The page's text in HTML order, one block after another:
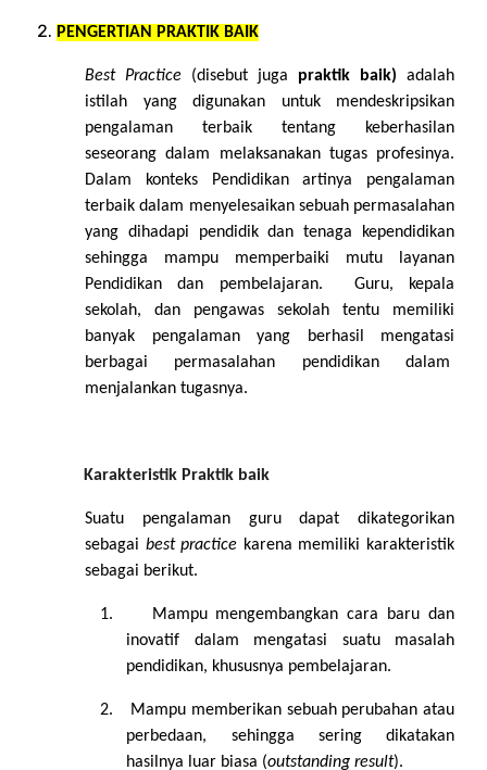
PENGERTIAN PRAKTIK BAIK
Best Practice (disebut juga praktik baik) adalah
istilah yang digunakan untuk mendeskripsikan
pengalaman terbaik tentang keberhasilan
seseorang dalam melaksanakan tugas profesinya.
Dalam konteks Pendidikan artinya pengalaman
terbaik dalam menyelesaikan sebuah permasalahan
yang dihadapi pendidik dan tenaga kependidikan
sehingga mampu memperbaiki mutu layanan
Pendidikan dan pembelajaran.
Guru, kepala
sekolah, dan pengawas sekolah tentu memiliki
banyak pengalaman yang berhasil mengatasi
berbagai permasalahan pendidikan dalam
menjalankan tugasnya.
Karakteristik Praktik baik
Suatu pengalaman guru dapat dikategorikan
sebagai best practice karena memiliki karakteristik
sebagai berikut.
1.
Mampu mengembangkan cara baru dan
inovatif dalam mengatasi suatu masalah
pendidikan, khususnya pembelajaran.
2.
Mampu memberikan sebuah perubahan atau
perbedaan, sehingga sering dikatakan
hasilnya luar biasa (outstanding result).